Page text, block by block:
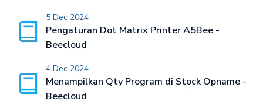
5 Dec 2024
Pengaturan Dot Matrix Printer A5Bee -
Beecloud
4 Dec 2024
Menampilkan Qty Program di Stock Opname -
Beecloud